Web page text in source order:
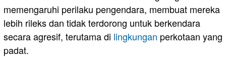
memengaruhi perilaku pengendara, membuat mereka
lebih rileks dan tidak terdorong untuk berkendara
secara agresif, terutama di lingkungan perkotaan yang
padat.